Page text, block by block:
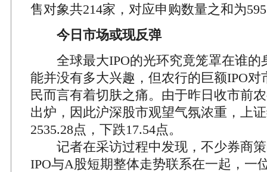
售对象共214家，对应申购数量之和为
今日市场或现反弹
全球最大IPO的光环究竟笼罩在谁的
能并没有多大兴趣，但农行的巨额IPO对
民而言有着切肤之痛。由于昨日收市前
出炉，因此沪深股市观望气氛浓重，上
2535.28点，下跌17.54点。
记者在采访过程中发现，不少券商策
IPO与A股短期整体走势联系在一起，一